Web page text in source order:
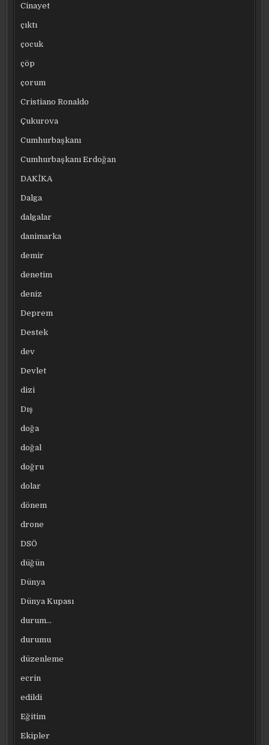
Cinayet
çıktı
çocuk
çöp
çorum
Cristiano Ronaldo
Çukurova
Cumhurbaşkanı
Cumhurbaşkanı Erdoğan
DAKİKA
Dalga
dalgalar
danimarka
demir
denetim
deniz
Deprem
Destek
dev
Devlet
dizi
Dış
doğa
doğal
doğru
dolar
dönem
drone
DSÖ
düğün
Dünya
Dünya Kupası
durum…
durumu
düzenleme
ecrin
edildi
Eğitim
Ekipler